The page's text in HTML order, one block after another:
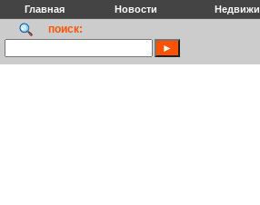
Главная Новости
поиск: